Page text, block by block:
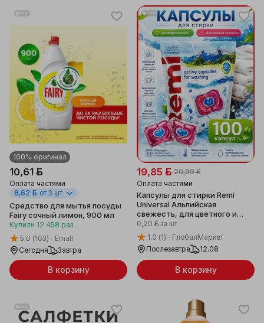
100% оригинал
10,61 ƃ
Оплата частями
8,62 ƃ от 3 шт
Средство для мытья посуды
Fairy сочный лимон, 900 мл
Купили 12 458 раз
5.0 (103)
Emall
Сегодня
Завтра
В корзину
19,85 ƃ 20,99 ƃ
Оплата частями
Капсулы для стирки Remi
Universal Альпийская
свежесть, для цветного и
белого белья универсальные,
100 штук
0,20 ƃ за шт
1.0 (1)
ГлобалМаркет
Послезавтра
12.08
В корзину